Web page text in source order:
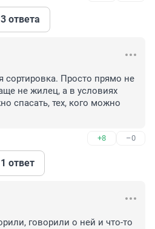
ответа
сортировка. Просто прямо не
не жилец, а в условиях
спасать, тех, кого можно
+8 –0
ответ
говорили о ней и что-то